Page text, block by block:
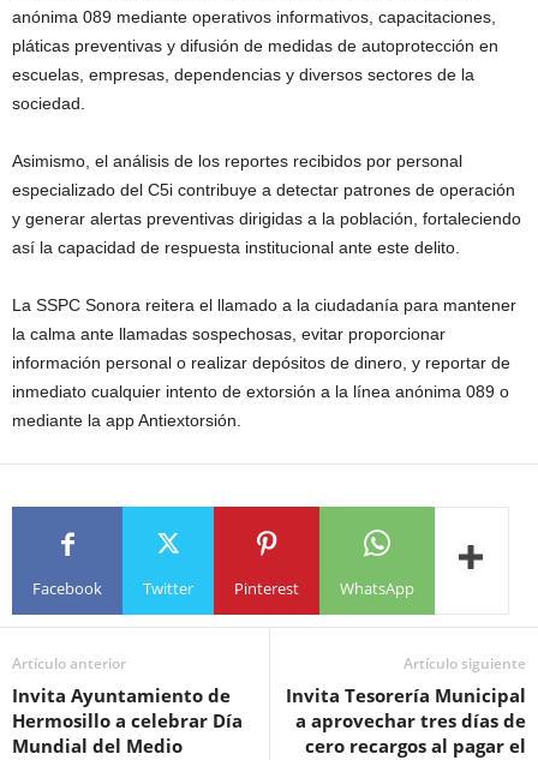
anónima 089 mediante operativos informativos, capacitaciones,
pláticas preventivas y difusión de medidas de autoprotección en
escuelas, empresas, dependencias y diversos sectores de la
sociedad.
Asimismo, el análisis de los reportes recibidos por personal
especializado del C5i contribuye a detectar patrones de operación
y generar alertas preventivas dirigidas a la población, fortaleciendo
así la capacidad de respuesta institucional ante este delito.
La SSPC Sonora reitera el llamado a la ciudadanía para mantener
la calma ante llamadas sospechosas, evitar proporcionar
información personal o realizar depósitos de dinero, y reportar de
inmediato cualquier intento de extorsión a la línea anónima 089 o
mediante la app Antiextorsión.
Facebook Twitter Pinterest WhatsApp
Artículo anterior
Invita Ayuntamiento de
Hermosillo a celebrar Día
Mundial del Medio
Artículo siguiente
Invita Tesorería Municipal
a aprovechar tres días de
cero recargos al pagar el